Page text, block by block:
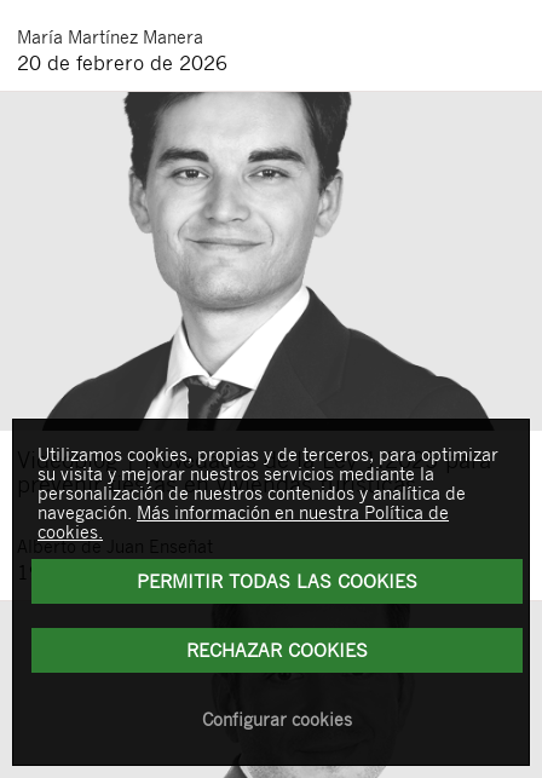
María Martínez Manera
20 de febrero de 2026
Videoblog | Novedades de la Ley 1:2025 para
prevenir fiestas en viviendas turísticas
Albertode Juan Enseñat
19 de febrero de 2026
Utilizamos cookies, propias y de terceros, para optimizar
su visita y mejorar nuestros servicios mediante la
personalización de nuestros contenidos y analítica de
navegación. Más información en nuestra Política de
cookies.
PERMITIR TODAS LAS COOKIES
RECHAZAR COOKIES
Configurar cookies